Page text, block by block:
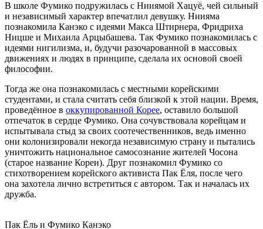
В школе Фумико подружилась с Нииямой Хацуё, чей сильный
и независимый характер впечатлил девушку. Ниияма
познакомила Канэко с идеями Макса Штирнера, Фридриха
Ницше и Михаила Арцыбашева. Так Фумико познакомилась с
идеями нигилизма, и, будучи разочарованной в массовых
движениях и людях в принципе, сделала их основой своей
философии.
Тогда же она познакомилась с местными корейскими
студентами, и стала считать себя близкой к этой нации. Время,
проведённое в оккупированной Корее, оставило большой
отпечаток в сердце Фумико. Она сочувствовала корейцам и
испытывала стыд за своих соотечественников, ведь именно
они колонизировали некогда независимую страну и пытались
уничтожить национальное самосознание жителей Чосона
(старое название Кореи). Друг познакомил Фумико со
стихотворением корейского активиста Пак Ёля, после чего
она захотела лично встретиться с автором. Так и началась их
дружба.
Пак Ёль и Фумико Канэко